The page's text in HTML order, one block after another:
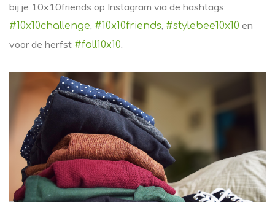
bij je 10x10friends op Instagram via de hashtags:
#10x10challenge, #10x10friends, #stylebee10x10 en
voor de herfst #fall10x10.